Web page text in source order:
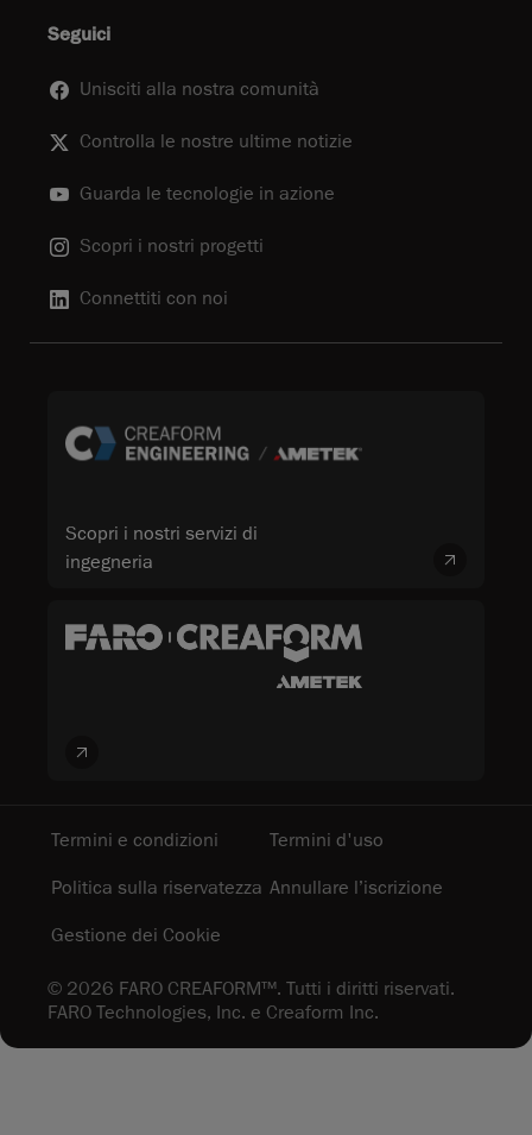
Seguici
Unisciti alla nostra comunità
Controlla le nostre ultime notizie
Guarda le tecnologie in azione
Scopri i nostri progetti
Connettiti con noi
Scopri i nostri servizi di
ingegneria
© 2026 FARO CREAFORM™. Tutti i diritti riservati.
FARO Technologies, Inc. e Creaform Inc.
Termini e condizioni
Termini d'uso
Politica sulla riservatezza Annullare l’iscrizione
Gestione dei Cookie